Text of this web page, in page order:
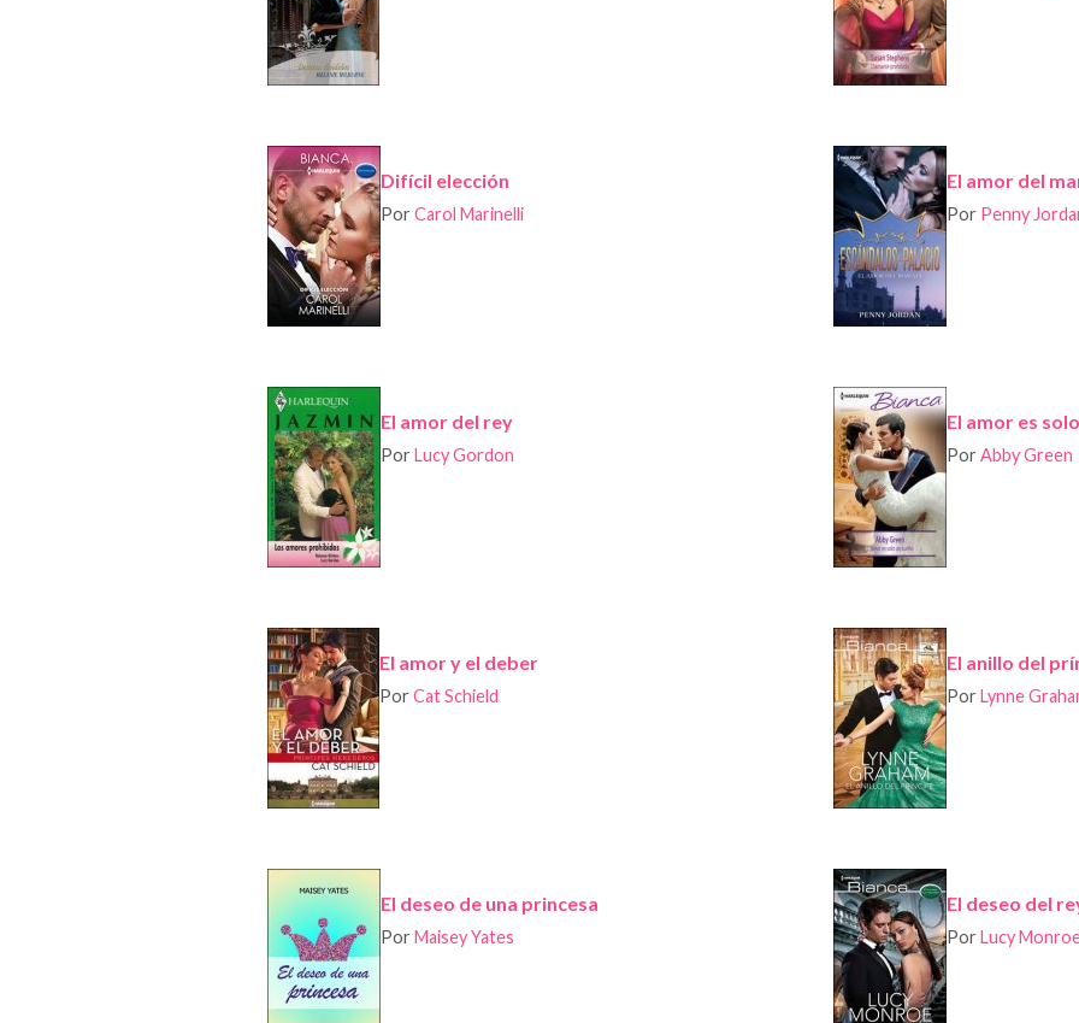
Difícil elección
Por Carol Marinelli
El amor del
Por Penny
El amor del rey
Por Lucy Gordon
El amor es
Por Abby Green
El amor y el deber
Por Cat Schield
El anillo del
Por Lynne
El deseo de una princesa
Por Maisey Yates
El deseo del
Por Lucy